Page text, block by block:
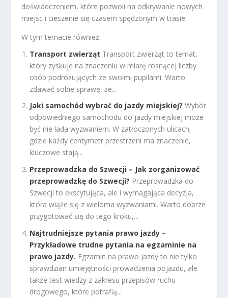
doświadczeniem, które pozwoli na odkrywanie nowych
miejsc i cieszenie się czasem spędzonym w trasie.
W tym temacie również:
Transport zwierząt Transport zwierząt to temat,
który zyskuje na znaczeniu w miarę rosnącej liczby
osób podróżujących ze swoimi pupilami. Warto
zdawać sobie sprawę, że...
Jaki samochód wybrać do jazdy miejskiej? Wybór
odpowiedniego samochodu do jazdy miejskiej może
być nie lada wyzwaniem. W zatłoczonych ulicach,
gdzie każdy centymetr przestrzeni ma znaczenie,
kluczowe stają...
Przeprowadzka do Szwecji – Jak zorganizować
przeprowadzkę do Szwecji? Przeprowadzka do
Szwecji to ekscytująca, ale i wymagająca decyzja,
która wiąże się z wieloma wyzwaniami. Warto dobrze
przygotować się do tego kroku,...
Najtrudniejsze pytania prawo jazdy –
Przykładowe trudne pytania na egzaminie na
prawo jazdy. Egzamin na prawo jazdy to nie tylko
sprawdzian umiejętności prowadzenia pojazdu, ale
także test wiedzy z zakresu przepisów ruchu
drogowego, które potrafią...